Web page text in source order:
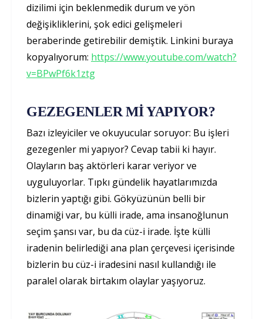
dizilimi için beklenmedik durum ve yön
değişikliklerini, şok edici gelişmeleri
beraberinde getirebilir demiştik. Linkini buraya
kopyalıyorum: https://www.youtube.com/watch?
v=BPwPf6k1ztg
GEZEGENLER Mİ YAPIYOR?
Bazı izleyiciler ve okuyucular soruyor: Bu işleri
gezegenler mi yapıyor? Cevap tabii ki hayır.
Olayların baş aktörleri karar veriyor ve
uyguluyorlar. Tıpkı gündelik hayatlarımızda
bizlerin yaptığı gibi. Gökyüzünün belli bir
dinamiği var, bu külli irade, ama insanoğlunun
seçim şansı var, bu da cüz-i irade. İşte külli
iradenin belirlediği ana plan çerçevesi içerisinde
bizlerin bu cüz-i iradesini nasıl kullandığı ile
paralel olarak birtakım olaylar yaşıyoruz.